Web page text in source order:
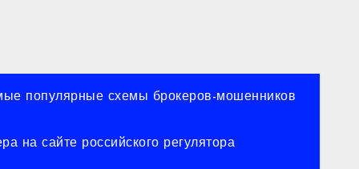
популярные схемы брокеров-мошенников
на сайте российского регулятора